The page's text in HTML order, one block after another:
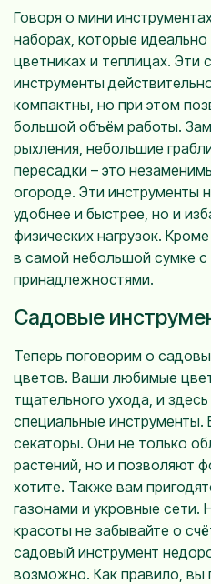
Говоря о мини
наборах, которые
цветниках и теплицах. Эти
инструменты
компактны, но при этом
большой объём работы.
рыхления, небольшие
пересадки – это
огороде. Эти инструменты
удобнее и быстрее, но и
физических нагрузок.
в самой небольшой сумке
принадлежностями.
Садовые
Теперь поговорим о
цветов. Ваши любимые
тщательного ухода, и
специальные инструменты.
секаторы. Они не только
растений, но и позволяют
хотите. Также вам
газонами и укровные сети.
красоты не забывайте о
садовый инструмент
возможно. Как правило, вы